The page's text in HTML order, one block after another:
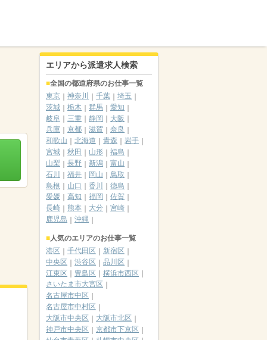
エリアから派遣求人検索
全国の都道府県のお仕事一覧
東京
神奈川 千葉
埼玉
茨城
栃木 群馬
愛知
岐阜
三重 静岡
大阪
兵庫
京都 滋賀
奈良
和歌山
北海道 青森
岩手
宮城
秋田 山形
福島
山梨
長野 新潟
富山
石川
福井 岡山
鳥取
島根
山口 香川
徳島
愛媛
高知 福岡
佐賀
長崎
熊本 大分
宮崎
鹿児島
沖縄
人気のエリアのお仕事一覧
港区
千代田区
新宿区
中央区
渋谷区
品川区
江東区
豊島区
横浜市西区
さいたま市大宮区
名古屋市中区
名古屋市中村区
大阪市中央区
大阪市北区
神戸市中央区
京都市下京区